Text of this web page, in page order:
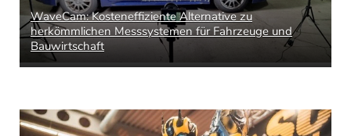
WaveCam: Kosteneffiziente Alternative zu
herkömmlichen Messsystemen für Fahrzeuge und
Bauwirtschaft